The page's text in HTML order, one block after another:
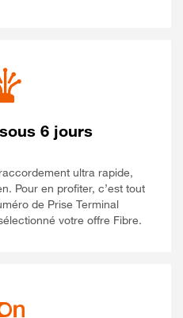
6 jours
ultra rapide,
Pour en profiter, c’est tout
de Prise Terminal
votre offre Fibre.